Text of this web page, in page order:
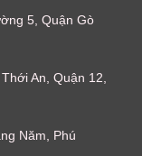
5, Quận Gò
An, Quận 12,
Năm, Phú